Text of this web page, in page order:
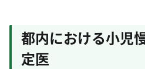
都内における小児
定医